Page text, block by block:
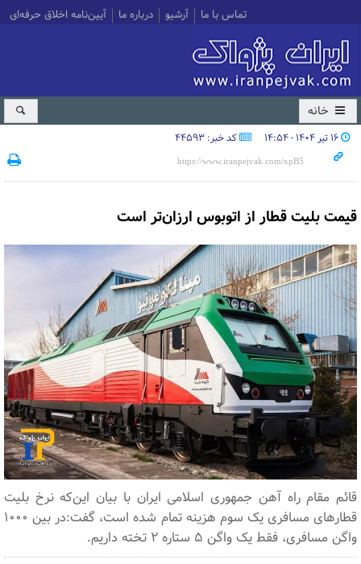
تماس با ما آرشیو درباره ما آیین‌نامه اخلاق حرفه‌ای
خانه
۱۶ تیر ۱۴۰۴ - ۱۴:۵۴ کد خبر: 44593
قیمت بلیت قطار از اتوبوس ارزان‌تر است
قائم مقام راه آهن جمهوری اسلامی ایران با بیان این‌که نرخ بلیت
قطارهای مسافری یک سوم هزینه تمام شده است، گفت:در بین ۱۰۰۰
واگن مسافری، فقط یک واگن ۵ ستاره ۲ تخته داریم.